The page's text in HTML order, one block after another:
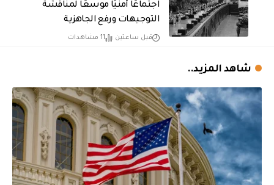
اجتماعًا أمنيًا موسعًا لمناقشة
التوجيهات ورفع الجاهزية
قبل ساعتين 11 مشاهدات
شاهد المزيد..